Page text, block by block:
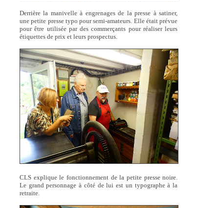
Derrière la manivelle à engrenages de la presse à satiner,
une petite presse typo pour semi-amateurs. Elle était prévue
pour être utilisée par des commerçants pour réaliser leurs
étiquettes de prix et leurs prospectus.
CLS explique le fonctionnement de la petite presse noire.
Le grand personnage à côté de lui est un typographe à la
retraite.